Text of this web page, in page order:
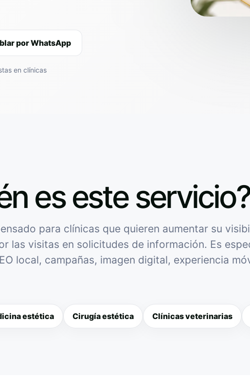
por WhatsApp
en clínicas
es este servicio?
para clínicas que quieren aumentar su
las visitas en solicitudes de información. Es
local, campañas, imagen digital, experiencia
estética Cirugía estética Clínicas veterinarias